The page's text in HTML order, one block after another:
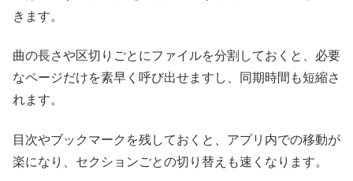
きます。
曲の長さや区切りごとにファイルを分割しておくと、必要
なページだけを素早く呼び出せますし、同期時間も短縮さ
れます。
目次やブックマークを残しておくと、アプリ内での移動が
楽になり、セクションごとの切り替えも速くなります。